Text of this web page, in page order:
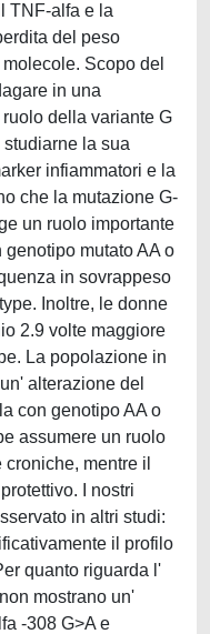
TNF-alfa e la
del peso
Scopo del
in una
della variante G
la sua
infiammatori e la
che la mutazione G-
un ruolo importante
mutato AA o
in sovrappeso
Inoltre, le donne
2.9 volte maggiore
La popolazione in
alterazione del
con genotipo AA o
assumere un ruolo
mentre il
I nostri
in altri studi:
il profilo
quanto riguarda l'
mostrano un'
-308 G>A e